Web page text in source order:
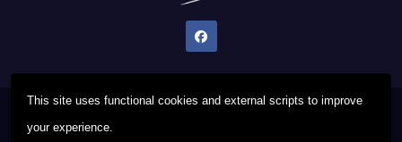
This site uses functional cookies and external scripts to improve
your experience.
Proudly powered by WordPress